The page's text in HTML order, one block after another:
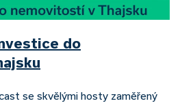
do
se skvělými hosty zaměřený